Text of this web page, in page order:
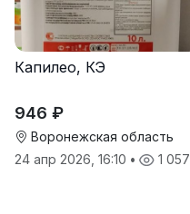
Капилео, КЭ
946 ₽
Воронежская область
24 апр 2026, 16:10 • 1 057